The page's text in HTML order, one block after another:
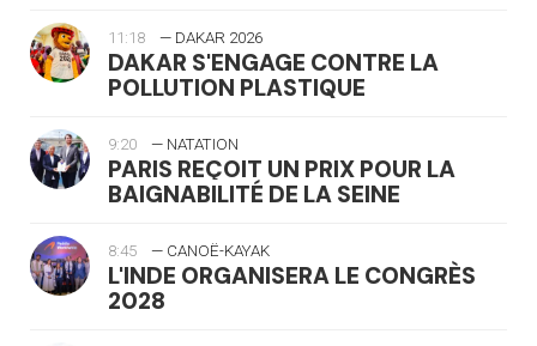
11:18 — DAKAR 2026
DAKAR S'ENGAGE CONTRE LA
POLLUTION PLASTIQUE
9:20 — NATATION
PARIS REÇOIT UN PRIX POUR LA
BAIGNABILITÉ DE LA SEINE
8:45 — CANOË-KAYAK
L'INDE ORGANISERA LE CONGRÈS
2028